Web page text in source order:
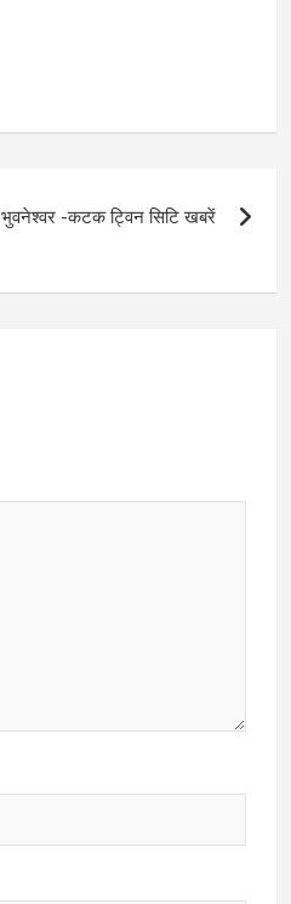
भुवनेश्वर -कटक ट्विन सिटि खबरें